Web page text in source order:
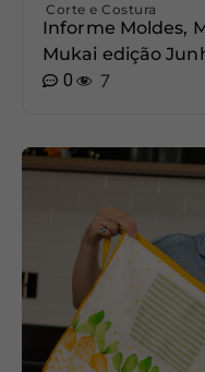
Corte e Costura
Informe Moldes,
Mukai edição
0
7